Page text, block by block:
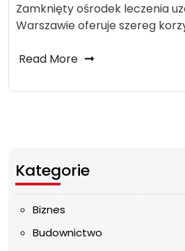
Zamknięty ośrodek leczenia
Warszawie oferuje szereg
Read More
Kategorie
Biznes
Budownictwo